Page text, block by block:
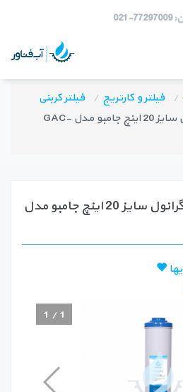
021
فیلتر و کارتریج
فیلتر کربنی
فیلتر کربن فعال گرانول سایز 20 اینچ جامبو مدل GAC-
فیلتر کربن فعال گرانول سایز 20 اینچ جامبو مدل
1 /1